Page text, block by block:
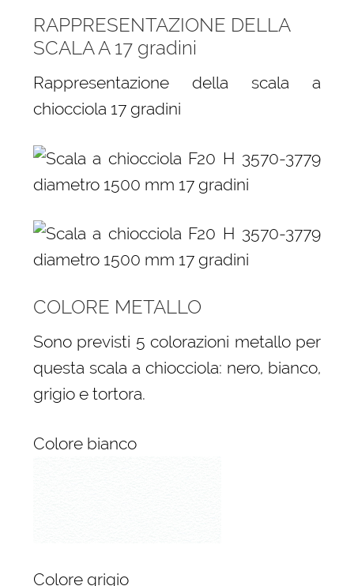
RAPPRESENTAZIONE DELLA
SCALA A 17 gradini
Rappresentazione della scala a
chiocciola 17 gradini
COLORE METALLO
Sono previsti 5 colorazioni metallo per
questa scala a chiocciola: nero, bianco,
grigio e tortora.
Colore bianco
Colore grigio